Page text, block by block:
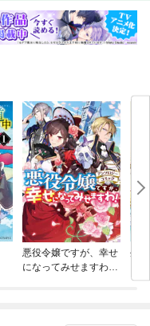
悪役令嬢ですが、幸せ
になってみせますわ！
外